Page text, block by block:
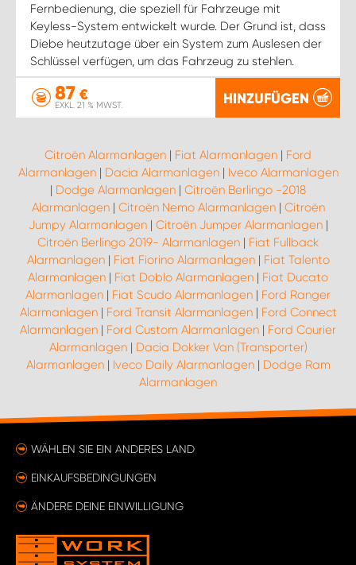
Fernbedienung, die speziell für Fahrzeuge mit
Keyless-System entwickelt wurde. Der Grund ist, dass
Diebe heutzutage über ein System zum Auslesen der
Schlüssel verfügen, um das Fahrzeug zu stehlen.
87 €
EXKL. 21 % MWST. HINZUFÜGEN
Citroën Alarmanlagen | Fiat Alarmanlagen | Ford
Alarmanlagen| Dacia Alarmanlagen| Iveco Alarmanlagen
| Dodge Alarmanlagen | Citroën Berlingo -2018
Alarmanlagen| Citroën Nemo Alarmanlagen| Citroën
Jumpy Alarmanlagen| Citroën Jumper Alarmanlagen|
Citroën Berlingo 2019- Alarmanlagen | Fiat Fullback
Alarmanlagen| Fiat Fiorino Alarmanlagen| Fiat Talento
Alarmanlagen | Fiat Doblo Alarmanlagen | Fiat Ducato
Alarmanlagen | Fiat Scudo Alarmanlagen | Ford Ranger
Alarmanlagen| Ford Transit Alarmanlagen| Ford Connect
Alarmanlagen | Ford Custom Alarmanlagen | Ford Courier
Alarmanlagen| Dacia Dokker Van (Transporter)
Alarmanlagen| Iveco Daily Alarmanlagen| Dodge Ram
Alarmanlagen
WÄHLEN SIE EIN ANDERES LAND
EINKAUFSBEDINGUNGEN
ÄNDERE DEINE EINWILLIGUNG